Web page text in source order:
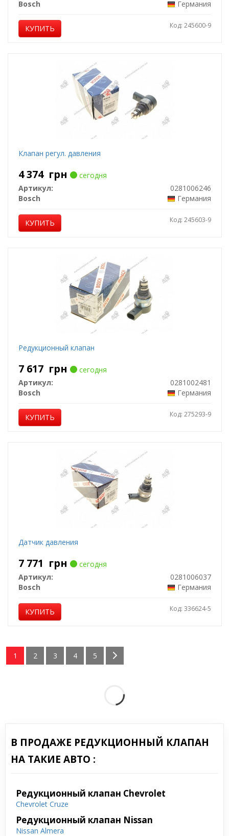
Bosch Германия
КУПИТЬ Код: 245600-9
Клапан регул. давления
4 374 грн
сегодня
Артикул:
0281006246
Bosch
Германия
КУПИТЬ Код: 245603-9
Редукционный клапан
7 617 грн
сегодня
Артикул:
0281002481
Bosch
Германия
КУПИТЬ Код: 275293-9
Датчик давления
7 771 грн
сегодня
Артикул:
0281006037
Bosch
Германия
КУПИТЬ Код: 336624-5
1 2 3 4 5
В ПРОДАЖЕ РЕДУКЦИОННЫЙ КЛАПАН
НА ТАКИЕ АВТО :
Редукционный клапан Chevrolet
Chevrolet Cruze
Редукционный клапан Nissan
Nissan Almera